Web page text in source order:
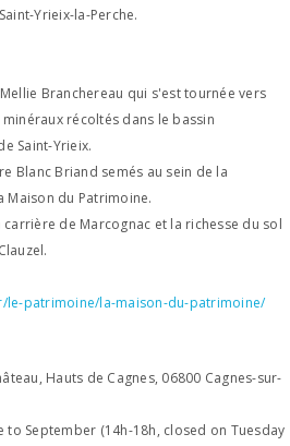
Yrieix-la-Perche.
Branchereau qui s'est tournée vers
récoltés dans le bassin
Saint-Yrieix.
Blanc Briand semés au sein de la
du Patrimoine.
de Marcognac et la richesse du sol
le-patrimoine/la-maison-du-patrimoine/
Hauts de Cagnes, 06800 Cagnes-sur-
to September (14h-18h, closed on Tuesday